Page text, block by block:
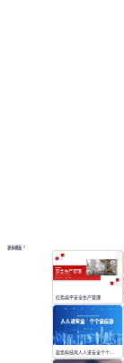
更多模板
红色扁平安全生产管理